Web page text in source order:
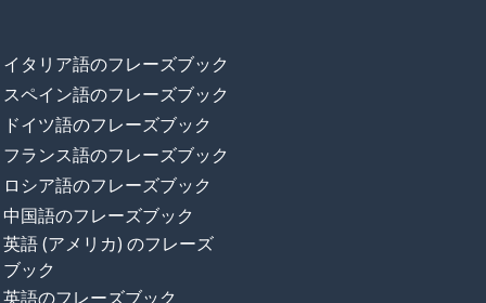
イタリア語のフレーズブック
スペイン語のフレーズブック
ドイツ語のフレーズブック
フランス語のフレーズブック
ロシア語のフレーズブック
中国語のフレーズブック
英語 (アメリカ) のフレーズ
ブック
英語のフレーズブック